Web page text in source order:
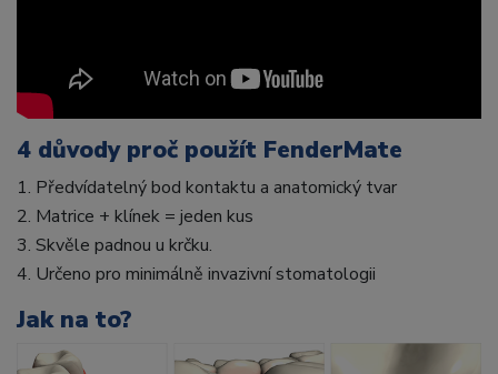
4 důvody proč použít FenderMate
1. Předvídatelný bod kontaktu a anatomický tvar
2. Matrice + klínek = jeden kus
3. Skvěle padnou u krčku.
4. Určeno pro minimálně invazivní stomatologii
Jak na to?